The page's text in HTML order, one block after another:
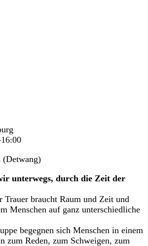
(Detwang)
unterwegs, durch die Zeit der
Trauer braucht Raum und Zeit und
Menschen auf ganz unterschiedliche
begegnen sich Menschen in einem
zum Reden, zum Schweigen, zum